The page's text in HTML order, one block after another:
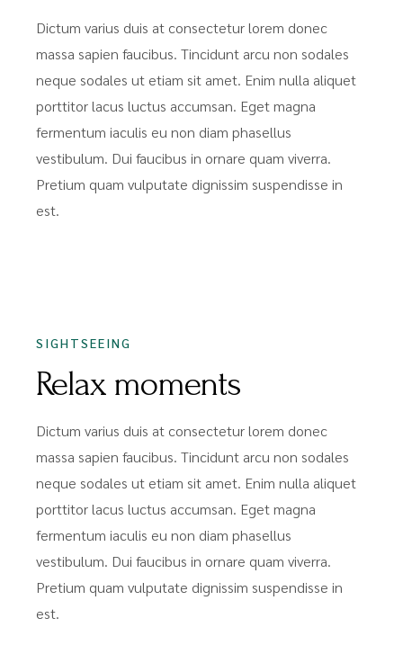
Dictum varius duis at consectetur lorem donec
massa sapien faucibus. Tincidunt arcu non sodales
neque sodales ut etiam sit amet. Enim nulla aliquet
porttitor lacus luctus accumsan. Eget magna
fermentum iaculis eu non diam phasellus
vestibulum. Dui faucibus in ornare quam viverra.
Pretium quam vulputate dignissim suspendisse in
est.
SIGHTSEEING
Relax moments
Dictum varius duis at consectetur lorem donec
massa sapien faucibus. Tincidunt arcu non sodales
neque sodales ut etiam sit amet. Enim nulla aliquet
porttitor lacus luctus accumsan. Eget magna
fermentum iaculis eu non diam phasellus
vestibulum. Dui faucibus in ornare quam viverra.
Pretium quam vulputate dignissim suspendisse in
est.